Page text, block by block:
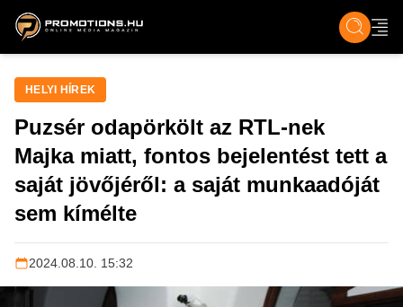
ZENE, FILM & KULT ÉLET TECH &
HELYI HÍREK
Puzsér odapörkölt az RTL-nek
Majka miatt, fontos bejelentést tett a
saját jövőjéről: a saját munkaadóját
sem kímélte
2024.08.10. 15:32